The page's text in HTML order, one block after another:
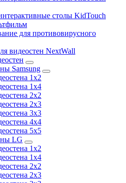
столы KidTouch
для противовирусного
видеостен NextWall
Samsung
1x2
1x4
2x2
2х3
3x3
4x4
5x5
LG
1x2
1x4
2x2
2x3